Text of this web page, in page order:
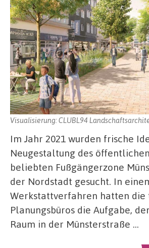
Visualisierung: CLUBL94
Im Jahr 2021 wurden frische
Neugestaltung des
beliebten Fußgängerzone
der Nordstadt gesucht. In
Werkstattverfahren hatten
Planungsbüros die Aufgabe,
Raum in der Münsterstraße …